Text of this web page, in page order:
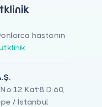
hastanın
Kat:8 D:60,
/ İstanbul